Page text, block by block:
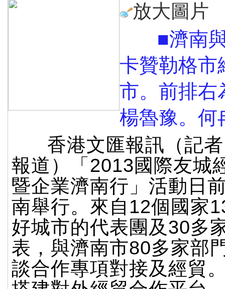
放大圖片
■濟南
卡贊勒格市
市。前排右
楊魯豫。何
香港文匯報訊（記
報道）「2013國際友城
暨企業濟南行」活動日
南舉行。來自12個國家
好城市的代表團及30多
表，與濟南市80多家部
談合作專項對接及經貿